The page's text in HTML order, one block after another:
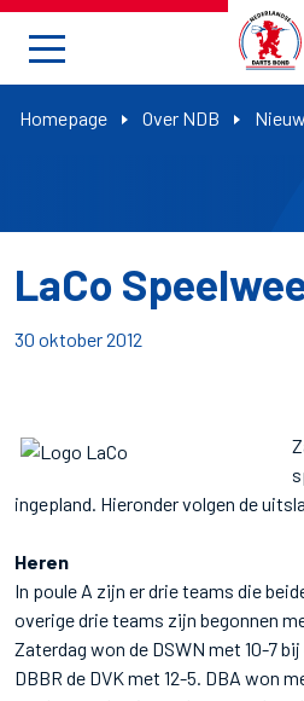
Homepage Over NDB
LaCo
30 oktober 2012
ingepland. Hieronder volgen de
Heren
In poule A zijn er drie teams die
overige drie teams zijn begonnen
Zaterdag won de DSWN met 10-7
DBBR de DVK met 12-5. DBA won